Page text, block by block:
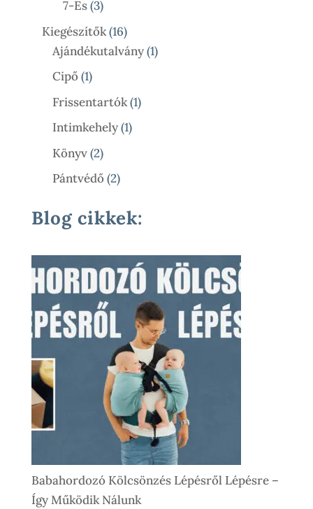
7-Es 33
Termék
Kiegészítők 1616
Termék
Ajándékutalvány 11
Cipő 11
Termék
Frissentartók 11
Intimkehely 11
Könyv 22
Termék
Pántvédő 22
Blog cikkek:
Babahordozó Kölcsönzés Lépésről Lépésre –
Így Működik Nálunk